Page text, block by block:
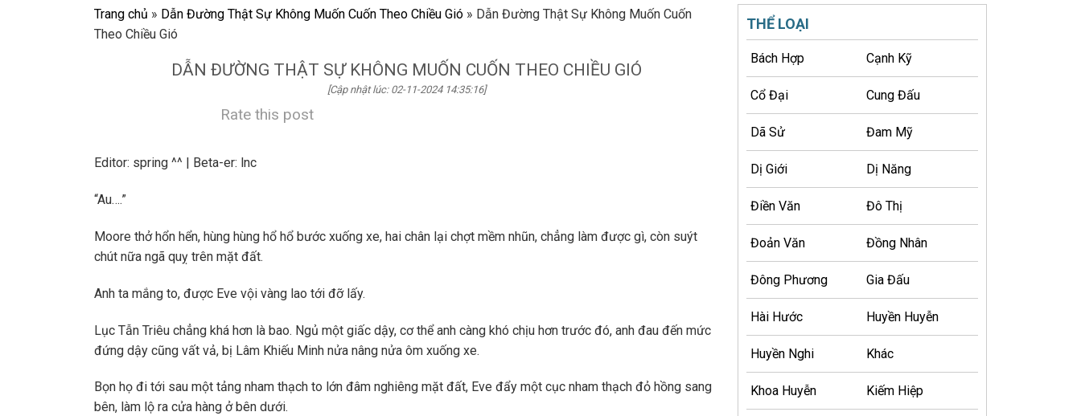
Trang chủ » Dẫn Đường Thật Sự Không Muốn Cuốn Theo Chiều Gió » Dẫn Đường Thật Sự Không Muốn Cuốn
Theo Chiều Gió
DẪN ĐƯỜNG THẬT SỰ KHÔNG MUỐN CUỐN THEO CHIỀU GIÓ
[Cập nhật lúc: 02-11-2024 14:35:16]
Rate this post
Editor: spring ^^ | Beta-er: lnc
“Au….”
Moore thở hổn hển, hùng hùng hổ hổ bước xuống xe, hai chân lại chợt mềm nhũn, chẳng làm được gì, còn suýt
chút nữa ngã quỵ trên mặt đất.
Anh ta mắng to, được Eve vội vàng lao tới đỡ lấy.
Lục Tẫn Triêu chẳng khá hơn là bao. Ngủ một giấc dậy, cơ thể anh càng khó chịu hơn trước đó, anh đau đến mức
đứng dậy cũng vất vả, bị Lâm Khiếu Minh nửa nâng nửa ôm xuống xe.
Bọn họ đi tới sau một tảng nham thạch to lớn đâm nghiêng mặt đất, Eve đẩy một cục nham thạch đỏ hồng sang
bên, làm lộ ra cửa hàng ở bên dưới.
THỂ LOẠI
Bách Hợp Cạnh Kỹ
Cổ Đại Cung Đấu
Dã Sử Đam Mỹ
Dị Giới Dị Năng
Điền Văn Đô Thị
Đoản Văn Đồng Nhân
Đông Phương Gia Đấu
Hài Hước Huyền Huyễn
Huyền Nghi Khác
Khoa Huyễn Kiếm Hiệp